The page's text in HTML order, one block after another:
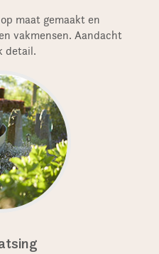
maat gemaakt en
vakmensen. Aandacht
detail.